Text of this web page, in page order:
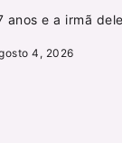
anos e a irmã
4, 2026